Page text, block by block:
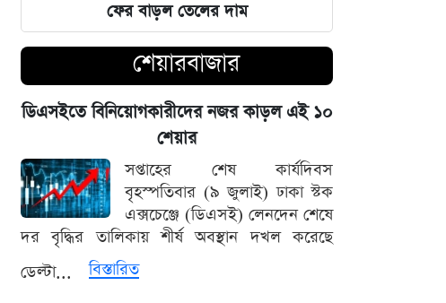
হরমুজ প্রণালি নিয়ে কী চুক্তি হতে যাচ্ছে?
বিদ্যুৎ বিল নিয়ে রটনা নাকি সত্য? নতুন
বিজ্ঞপ্তিতে যা জানাল মন্ত্রণালয়
মঙ্গলবার সকালে বিদ্যুৎহীন থাকছে যেসব
এলাকা
শতাধিক মানুষের মাঝে গোল্ডেন
ডায়াগনস্টিক সেন্টারের বিনামূল্যে চশমা
বিতরণ।
ফের বাড়ল তেলের দাম
শেয়ারবাজার
ডিএসইতে বিনিয়োগকারীদের নজর কাড়ল এই ১০
শেয়ার
সপ্তাহের শেষ কার্যদিবস
বৃহস্পতিবার (৯ জুলাই) ঢাকা স্টক
এক্সচেঞ্জে (ডিএসই) লেনদেন শেষে
দর বৃদ্ধির তালিকায় শীর্ষ অবস্থান দখল করেছে
ডেল্টা...
বিস্তারিত